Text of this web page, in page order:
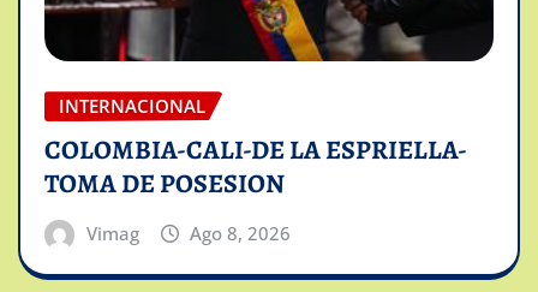
INTERNACIONAL
COLOMBIA-CALI-DE LA ESPRIELLA-
TOMA DE POSESION
Vimag Ago 8, 2026